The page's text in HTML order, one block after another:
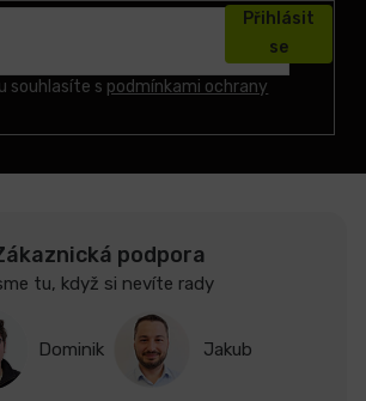
a
c
r
y
v
i
souhlasíte s podmínkami ochrany
Přihlásit
se
podpora
tu, když si nevíte rady
Dominik Jakub